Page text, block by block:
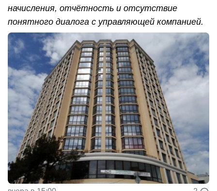
начисления, отчётность и отсутствие
понятного диалога с управляющей компанией.